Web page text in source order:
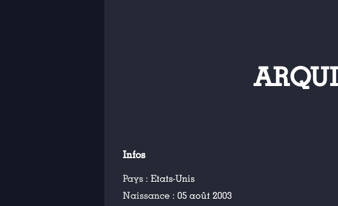
Infos
Pays : Etats-Unis
Naissance : 05 août 2003